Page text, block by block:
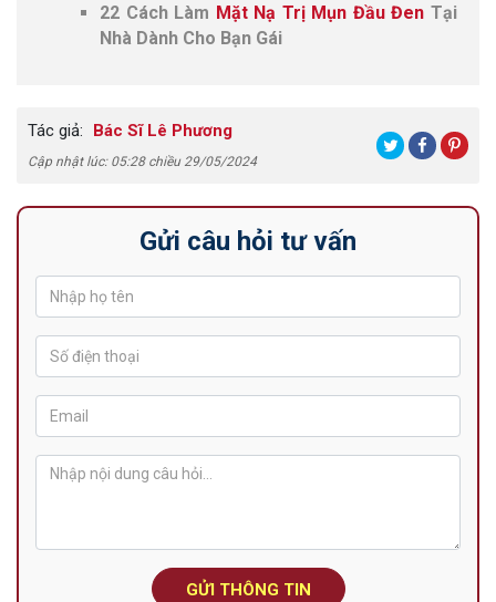
22 Cách Làm Mặt Nạ Trị Mụn Đầu Đen Tại
Nhà Dành Cho Bạn Gái
Tác giả: Bác Sĩ Lê Phương
Cập nhật lúc: 05:28 chiều 29/05/2024
Gửi câu hỏi tư vấn
GỬI THÔNG TIN